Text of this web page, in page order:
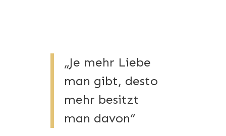
„Je mehr Liebe
man gibt, desto
mehr besitzt
man davon“